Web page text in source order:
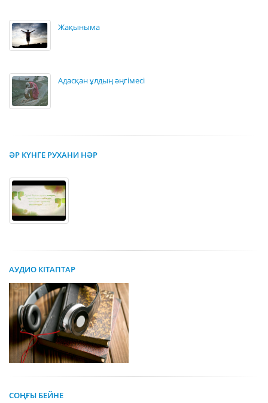
Жақыныма
Адасқан ұлдың әңгімесі
ӘР КҮНГЕ РУХАНИ НӘР
АУДИО КІТАПТАР
СОҢҒЫ БЕЙНЕ